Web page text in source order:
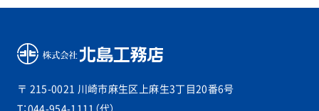
〒 215-0021 川崎市麻生区上麻生3丁目20番6号